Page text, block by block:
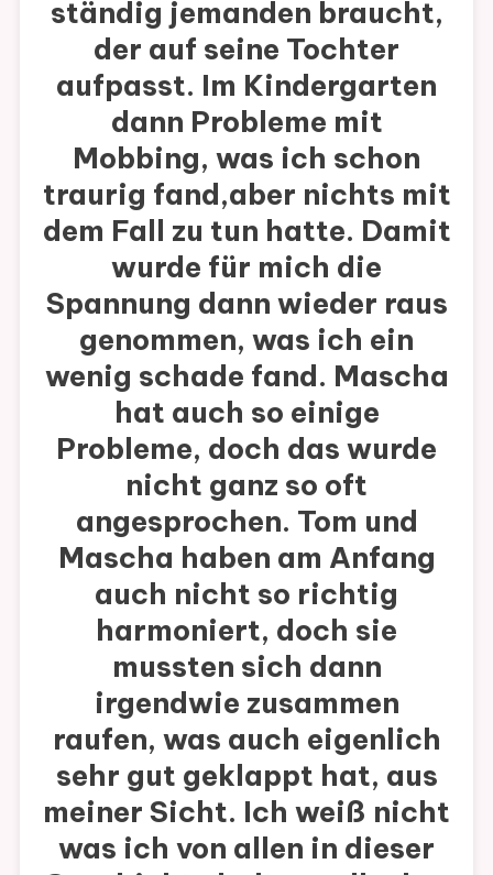
ständig jemanden braucht,
der auf seine Tochter
aufpasst. Im Kindergarten
dann Probleme mit
Mobbing, was ich schon
traurig fand,aber nichts mit
dem Fall zu tun hatte. Damit
wurde für mich die
Spannung dann wieder raus
genommen, was ich ein
wenig schade fand. Mascha
hat auch so einige
Probleme, doch das wurde
nicht ganz so oft
angesprochen. Tom und
Mascha haben am Anfang
auch nicht so richtig
harmoniert, doch sie
mussten sich dann
irgendwie zusammen
raufen, was auch eigenlich
sehr gut geklappt hat, aus
meiner Sicht. Ich weiß nicht
was ich von allen in dieser